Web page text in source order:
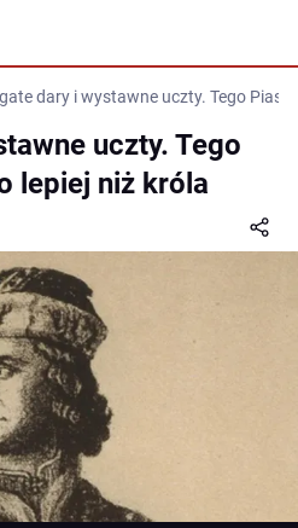
dary i wystawne uczty. Tego
uczty. Tego
lepiej niż króla